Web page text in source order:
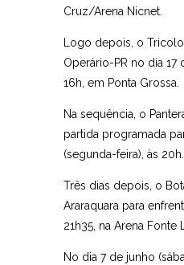
Cruz/Arena Nicnet.
Logo depois, o
Operário-PR no dia 17
16h, em Ponta Grossa.
Na sequência, o
partida programada
(segunda-feira), às 20h.
Três dias depois, o
Araraquara para
21h35, na Arena Fonte
No dia 7 de junho